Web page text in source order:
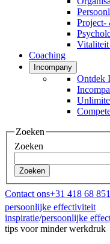
Project-
Vitaliteit
Coaching
Incompany
Ontdek
Zoeken
Zoeken
Zoeken
Contact ons+31 418 68
persoonlijke effectiviteit
inspiratie/persoonlijke
tips voor minder werkdruk